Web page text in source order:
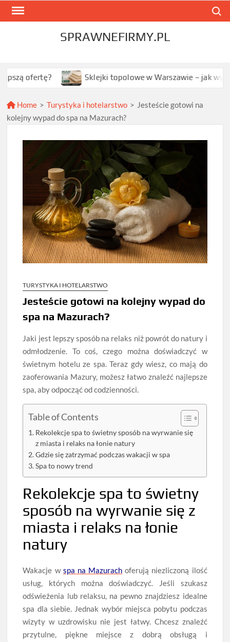
Skip
SPRAWNEFIRMY.PL
Sklejki topolowe w Warszawie – jak wybrać
Home > Turystyka i hotelarstwo > Jesteście gotowi na
kolejny wypad do spa na Mazurach?
TURYSTYKA I HOTELARSTWO
Jesteście gotowi na kolejny wypad do
spa na Mazurach?
Jaki jest lepszy sposób na relaks niż powrót do natury i
odmłodzenie. To coś, czego można doświadczyć w
świetnym hotelu ze spa. Teraz gdy wiesz, co mają do
zaoferowania Mazury, możesz łatwo znaleźć najlepsze
spa, aby odpocząć od codzienności.
Table of Contents
Rekolekcje spa to świetny sposób na wyrwanie się
z miasta i relaks na łonie natury
Gdzie się zatrzymać podczas wakacji w spa
Spa to nowy trend
Rekolekcje spa to świetny
sposób na wyrwanie się z
miasta i relaks na łonie
natury
Wakacje w spa na Mazurach oferują niezliczoną ilość
usług, których można doświadczyć. Jeśli szukasz
odświeżenia lub relaksu, na pewno znajdziesz idealne
spa dla siebie. Jednak wybór miejsca pobytu podczas
wizyty w uzdrowisku nie jest łatwy. Chcesz znaleźć
przytulne, piękne miejsce z dobrą obsługą i